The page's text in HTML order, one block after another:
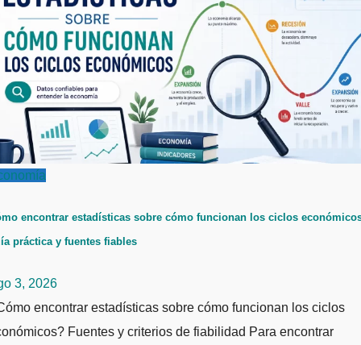
encontrar estadísticas sobre cómo funcionan los ciclos
práctica y fuentes fiables
3, 2026
encontrar estadísticas sobre cómo funcionan los ciclos
Fuentes y criterios de fiabilidad Para encontrar